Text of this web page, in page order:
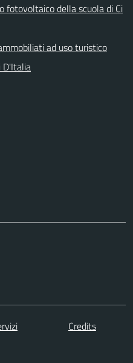
fotovoltaico della scuola di Ci
ad uso turistico
D'Italia
Credits